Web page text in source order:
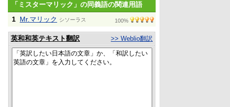
「ミスターマリック」の同義語の関連用語
1 Mr.マリック シソーラス 100%
英和和英テキスト翻訳 >> Weblio翻訳